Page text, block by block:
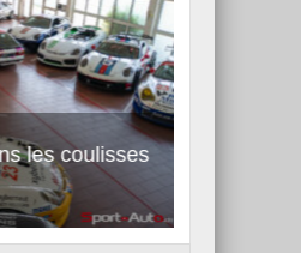
les coulisses
Ferrari